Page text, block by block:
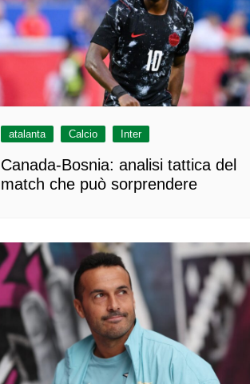
atalanta Calcio Inter
Canada-Bosnia: analisi tattica del
match che può sorprendere